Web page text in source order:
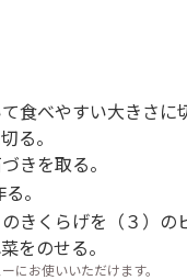
食べやすい大きさに
る。
きを取る。
。
きくらげを（３）の
をのせる。
にお使いいただけます。